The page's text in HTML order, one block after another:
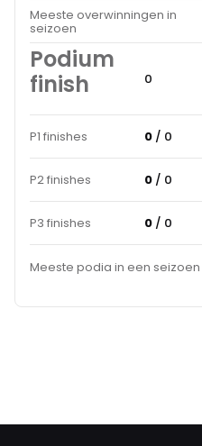
Meeste overwinningen in
seizoen
Podium
finish
0
P1 finishes 0 / 0
P2 finishes 0 / 0
P3 finishes 0 / 0
Meeste podia in een seizoen